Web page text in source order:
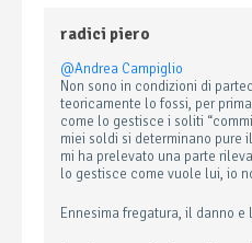
radici piero
@Andrea Campiglio
Non sono in condizioni di
teoricamente lo fossi, per
come lo gestisce i soliti
miei soldi si determinano pure
mi ha prelevato una parte
lo gestisce come vuole lui, io
Ennesima fregatura, il danno e